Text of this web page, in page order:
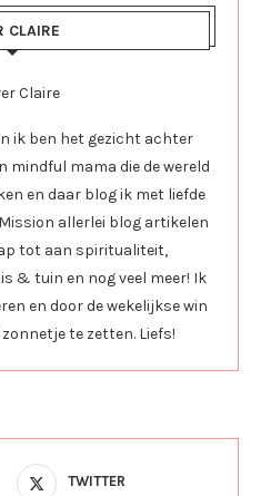
CLAIRE
ik ben het gezicht achter
mindful mama die de wereld
en daar blog ik met liefde
allerlei blog artikelen
tot aan spiritualiteit,
& tuin en nog veel meer! Ik
en door de wekelijkse win
te zetten. Liefs!
TWITTER